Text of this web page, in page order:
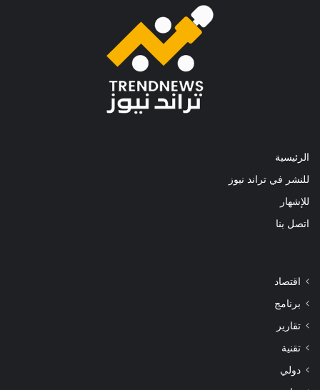
الرئيسية
للنشر في تراند نيوز
للإشهار
اتصل بنا
اقتصاد
برنامج
تقارير
تقنية
دولي